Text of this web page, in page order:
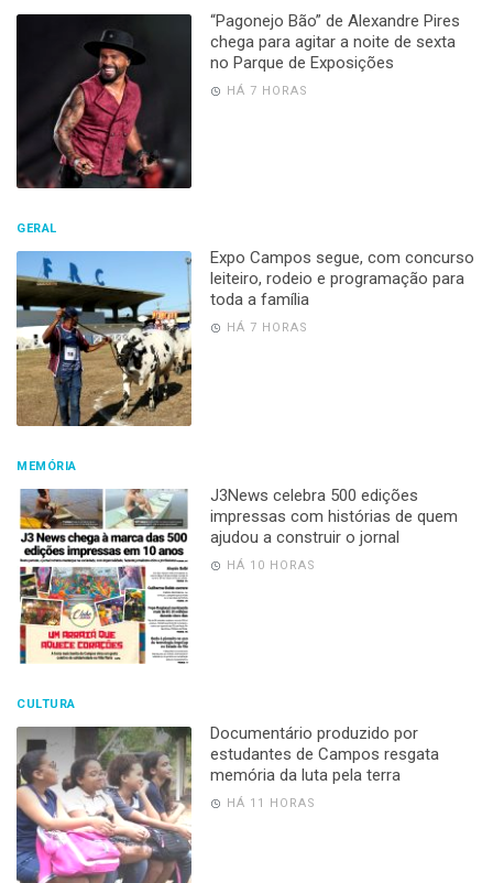
“Pagonejo Bão” de Alexandre Pires
chega para agitar a noite de sexta
no Parque de Exposições
HÁ 7 HORAS
GERAL
Expo Campos segue, com concurso
leiteiro, rodeio e programação para
toda a família
HÁ 7 HORAS
MEMÓRIA
J3News celebra 500 edições
impressas com histórias de quem
ajudou a construir o jornal
HÁ 10 HORAS
CULTURA
Documentário produzido por
estudantes de Campos resgata
memória da luta pela terra
HÁ 11 HORAS